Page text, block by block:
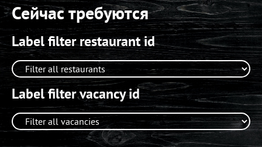
Сейчас требуются
Label filter restaurant id
Label filter vacancy id